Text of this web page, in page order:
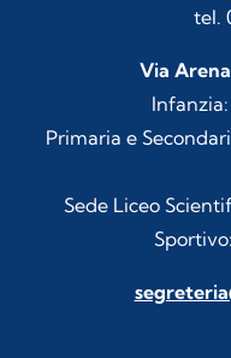
tel.
Via
Primaria e
Sede Liceo